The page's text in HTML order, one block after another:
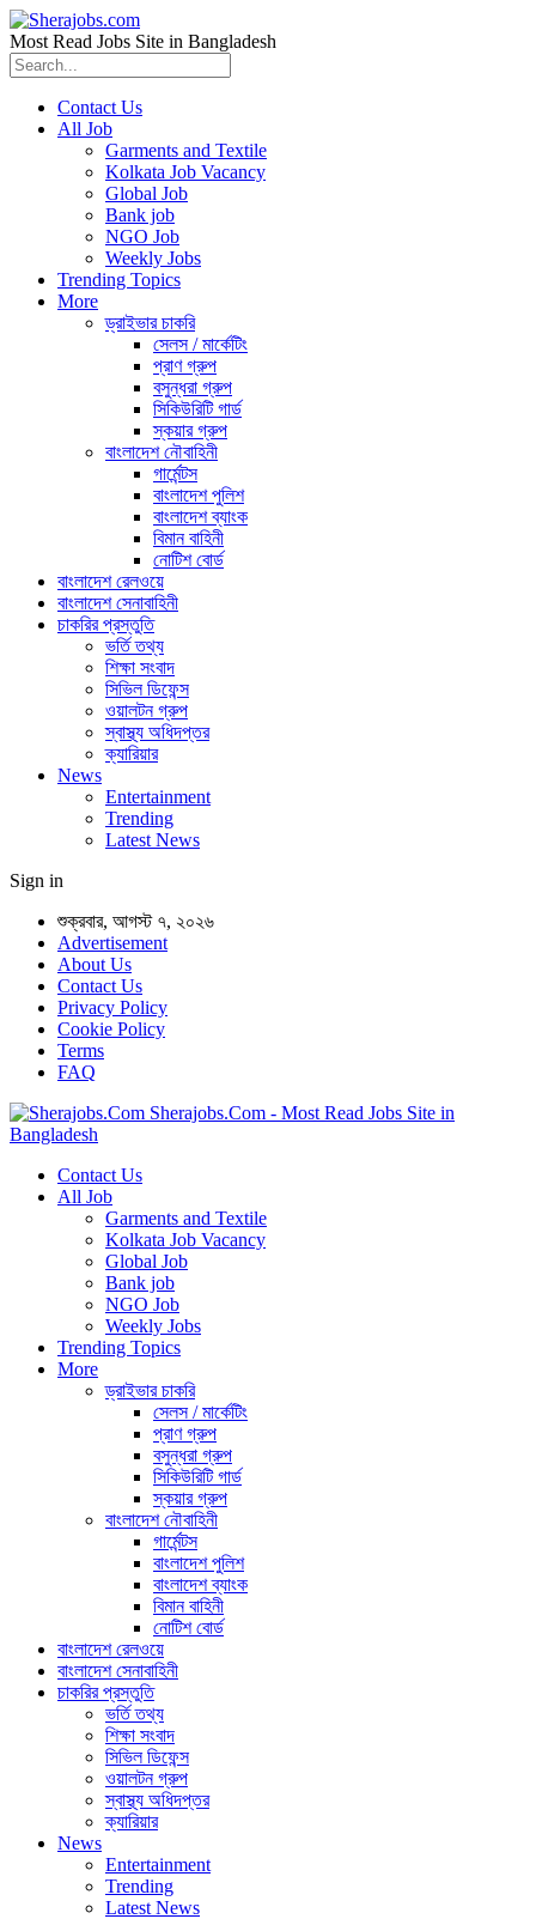
Most Read Jobs Site in Bangladesh
Contact Us
All Job
Garments and Textile
Kolkata Job Vacancy
Global Job
Bank job
NGO Job
Weekly Jobs
Trending Topics
More
ড্রাইভার চাকরি
সেলস / মার্কেটিং
প্রাণ গ্রুপ
বসুন্ধরা গ্রুপ
সিকিউরিটি গার্ড
স্কয়ার গ্রুপ
বাংলাদেশ নৌবাহিনী
গার্মেন্টস
বাংলাদেশ পুলিশ
বাংলাদেশ ব্যাংক
বিমান বাহিনী
নোটিশ বোর্ড
বাংলাদেশ রেলওয়ে
বাংলাদেশ সেনাবাহিনী
চাকরির প্রস্তুতি
ভর্তি তথ্য
শিক্ষা সংবাদ
সিভিল ডিফেন্স
ওয়ালটন গ্রুপ
স্বাস্থ্য অধিদপ্তর
ক্যারিয়ার
News
Entertainment
Trending
Latest News
Sign in
শুক্রবার, আগস্ট ৭, ২০২৬
Advertisement
About Us
Contact Us
Privacy Policy
Cookie Policy
Terms
FAQ
Sherajobs.Com - Most Read Jobs Site in
Bangladesh
Contact Us
All Job
Garments and Textile
Kolkata Job Vacancy
Global Job
Bank job
NGO Job
Weekly Jobs
Trending Topics
More
ড্রাইভার চাকরি
সেলস / মার্কেটিং
প্রাণ গ্রুপ
বসুন্ধরা গ্রুপ
সিকিউরিটি গার্ড
স্কয়ার গ্রুপ
বাংলাদেশ নৌবাহিনী
গার্মেন্টস
বাংলাদেশ পুলিশ
বাংলাদেশ ব্যাংক
বিমান বাহিনী
নোটিশ বোর্ড
বাংলাদেশ রেলওয়ে
বাংলাদেশ সেনাবাহিনী
চাকরির প্রস্তুতি
ভর্তি তথ্য
শিক্ষা সংবাদ
সিভিল ডিফেন্স
ওয়ালটন গ্রুপ
স্বাস্থ্য অধিদপ্তর
ক্যারিয়ার
News
Entertainment
Trending
Latest News